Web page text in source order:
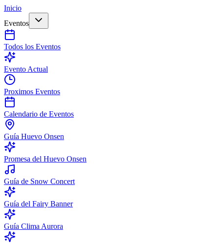
Inicio
Eventos
Todos los Eventos
Evento Actual
Proximos Eventos
Calendario de Eventos
Guía Huevo Onsen
Promesa del Huevo Onsen
Guía de Snow Concert
Guía del Fairy Banner
Guía Clima Aurora